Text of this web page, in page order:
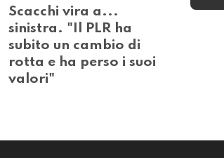
Scacchi vira a...
sinistra. "Il PLR ha
subito un cambio di
rotta e ha perso i suoi
valori"